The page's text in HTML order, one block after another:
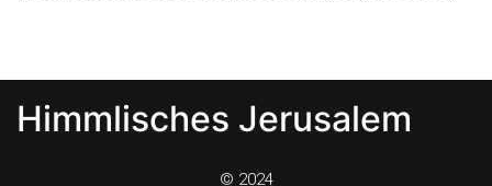
Himmlisches Jerusalem
© 2024